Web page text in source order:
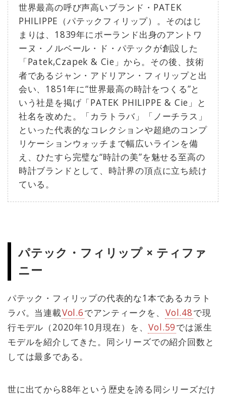
世界最高の呼び声高いブランド・PATEK
PHILIPPE（パテックフィリップ）。そのはじ
まりは、1839年にポーランド出身のアントワ
ーヌ・ノルベール・ド・パテックが創設した
「Patek,Czapek & Cie」から。その後、技術
者であるジャン・アドリアン・フィリップと出
会い、1851年に“世界最高の時計をつくる”と
いう社是を掲げ「PATEK PHILIPPE & Cie」と
社名を改めた。「カラトラバ」「ノーチラス」
といった代表的なコレクションや超絶のコンプ
リケーションウォッチまで幅広いラインを備
え、ひたすら完璧な“時計の美”を魅せる至高の
時計ブランドとして、時計界の頂点に立ち続け
ている。
パテック・フィリップ × ティファ
ニー
パテック・フィリップの代表的な1本であるカラト
ラバ。当連載Vol.6でアンティークを、 Vol.48で現
行モデル（2020年10月現在）を、 Vol.59では派生
モデルを紹介してきた。同シリーズでの紹介回数と
しては最多である。
世に出てから88年という歴史を誇る同シリーズだけ